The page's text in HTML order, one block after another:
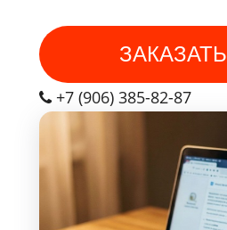
ЗАКАЗАТЬ
+7 (906) 385-82-87